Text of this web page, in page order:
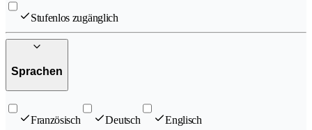
Stufenlos zugänglich
Sprachen
Französisch Deutsch Englisch